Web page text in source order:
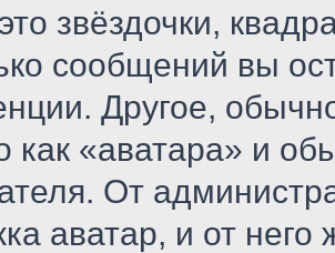
звёздочки,
сообщений вы
Другое,
как «аватара» и
От
аватар, и от него